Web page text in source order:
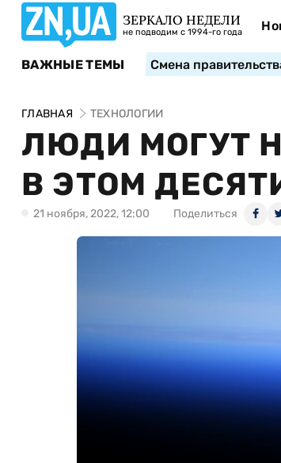
ЗЕРКАЛО НЕДЕЛИ
не подводим с 1994-го года
ВАЖНЫЕ ТЕМЫ Смена
ГЛАВНАЯ ТЕХНОЛОГИИ
ЛЮДИ МОГУТ
В ЭТОМ
21 ноября, 2022, 12:00 Поделиться